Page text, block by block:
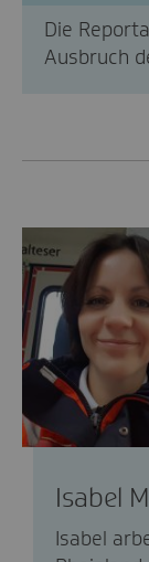
Die
Ausbruch
Isabel
Isabel